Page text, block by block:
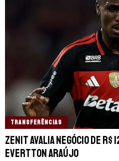
TRANSFERÊNCIAS
Zenit avalia negócio de R$
Evertton Araújo